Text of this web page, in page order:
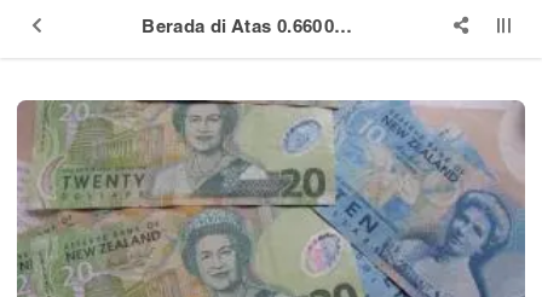
Berada di Atas 0.6600, NZD/USD Cetak Rekor Mingguan Baru